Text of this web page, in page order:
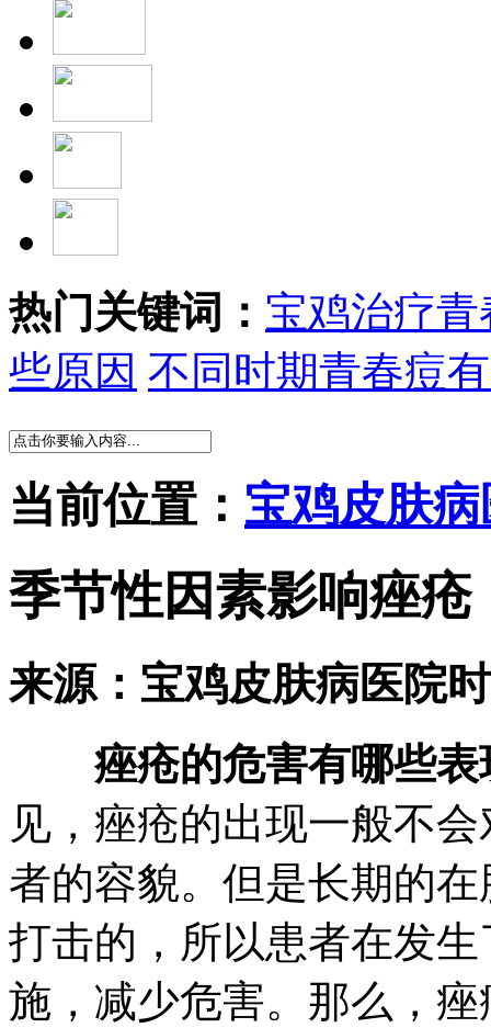
热门关键词： 宝鸡治疗
些原因 不同时期青春痘
当前位置： 宝鸡皮肤
季节性因素影响痤疮
来源：宝鸡皮肤病医院
痤疮的危害有哪些表
见，痤疮的出现一般不
者的容貌。但是长期的
打击的，所以患者在发
施，减少危害。那么，